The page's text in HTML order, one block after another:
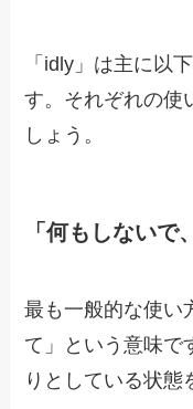
「idly」は主に以
す。それぞれの使
しょう。
「何もしないで
最も一般的な使い
て」という意味で
りとしている状態